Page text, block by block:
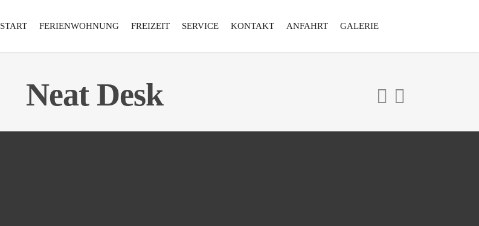
START FERIENWOHNUNG FREIZEIT SERVICE KONTAKT ANFAHRT GALERIE
Neat Desk